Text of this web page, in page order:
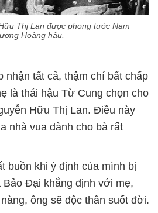
Thị Lan được phong tước Nam
Hoàng hậu.
nhận tất cả, thậm chí bất chấp
là thái hậu Từ Cung chọn cho
Hữu Thị Lan. Điều này
nhà vua dành cho bà rất
buồn khi ý định của mình bị
Bảo Đại khẳng định với mẹ,
ông sẽ độc thân suốt đời.